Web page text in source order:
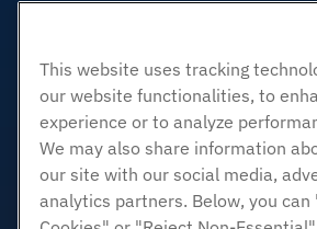
branco
Linux
Linux
Janelas
Windows
This website uses tracking
our website functionalities, to
experience or to analyze
We may also share information
our site with our social media,
analytics partners. Below, you can